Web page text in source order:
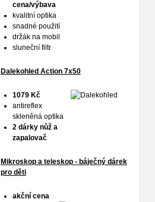
cena/výbava
kvalitní optika
snadné použití
držák na mobil
sluneční filtr
Dalekohled Action 7x50
1079 Kč
antireflex
skleněná optika
2 dárky nůž a
zapalovač
Mikroskop a teleskop - báječný dárek
pro děti
akční cena